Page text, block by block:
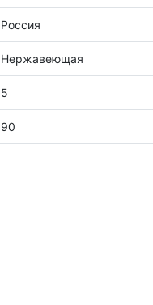
Россия
Нержавеющая
5
90